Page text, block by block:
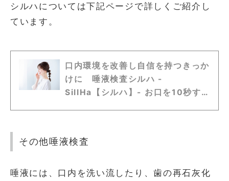
シルハについては下記ページで詳しくご紹介し
ています。
口内環境を改善し自信を持つきっか
けに 唾液検査シルハ -
SillHa【シルハ】- お口を10秒す
その他唾液検査
唾液には、口内を洗い流したり、歯の再石灰化